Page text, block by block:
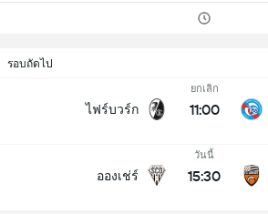
รอบถัดไป
ไฟร์บวร์ก
ยกเลิก
11:00
อองเช่ร์
วันนี้
15:30